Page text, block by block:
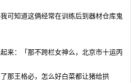
可知道这俩经常在训练后到器材仓库鬼
：「那不跨栏女神么，北京市十运丙
那王格必，怎么好白菜都让猪给拱